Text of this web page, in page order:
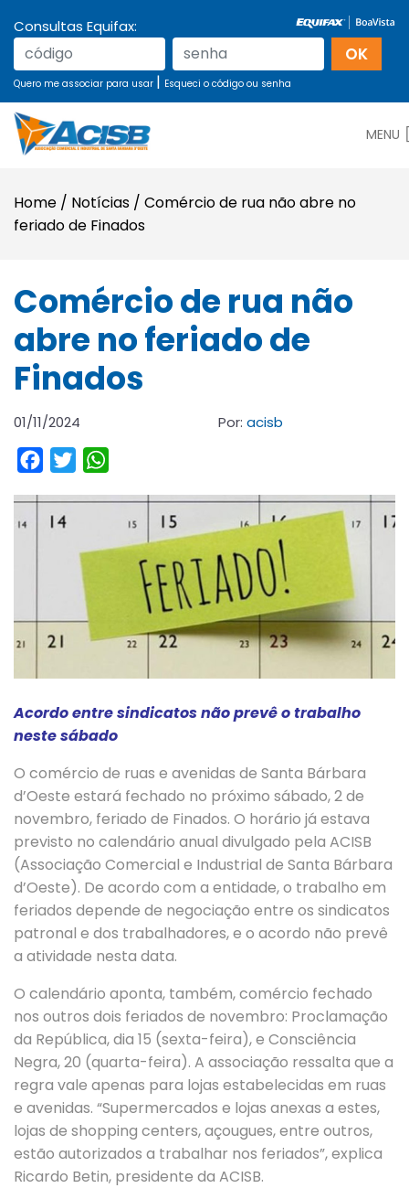
Consultas Equifax:
Quero me associar para usar | Esqueci o código ou senha
MENU
Home / Notícias / Comércio de rua não abre no
feriado de Finados
Comércio de rua não
abre no feriado de
Finados
01/11/2024 Por: acisb
Facebook
Twitter
Acordo entre sindicatos não prevê o trabalho
neste sábado
O comércio de ruas e avenidas de Santa Bárbara
d’Oeste estará fechado no próximo sábado, 2 de
novembro, feriado de Finados. O horário já estava
previsto no calendário anual divulgado pela ACISB
(Associação Comercial e Industrial de Santa Bárbara
d’Oeste). De acordo com a entidade, o trabalho em
feriados depende de negociação entre os sindicatos
patronal e dos trabalhadores, e o acordo não prevê
a atividade nesta data.
O calendário aponta, também, comércio fechado
nos outros dois feriados de novembro: Proclamação
da República, dia 15 (sexta-feira), e Consciência
Negra, 20 (quarta-feira). A associação ressalta que a
regra vale apenas para lojas estabelecidas em ruas
e avenidas. “Supermercados e lojas anexas a estes,
lojas de shopping centers, açougues, entre outros,
estão autorizados a trabalhar nos feriados”, explica
Ricardo Betin, presidente da ACISB.